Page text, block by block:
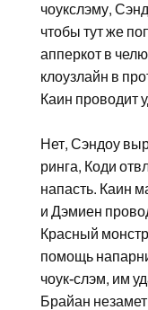
чоукслэму,
чтобы тут же
апперкот в
клоузлайн в
Каин проводит
Нет, Сэндоу
ринга, Коди
напасть. Каин
и Дэмиен
Красный
помощь
чоук-слэм, им
Брайан